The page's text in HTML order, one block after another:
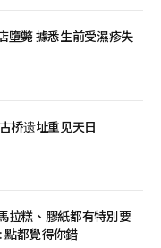
斃 據悉生前受濕疹失
桥遗址重见天日
拉糕、膠紙都有特別要
都覺得你錯